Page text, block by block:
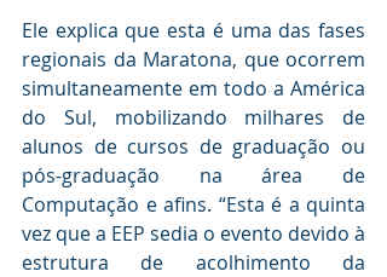
Ele explica que esta é uma das fases
regionais da Maratona, que ocorrem
simultaneamente em todo a América
do Sul, mobilizando milhares de
alunos de cursos de graduação ou
pós-graduação na área de
Computação e afins. “Esta é a quinta
vez que a EEP sedia o evento devido à
estrutura de acolhimento da